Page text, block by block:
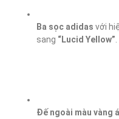
Ba sọc adidas với
sang “Lucid Yellow”.
Đế ngoài màu vàng